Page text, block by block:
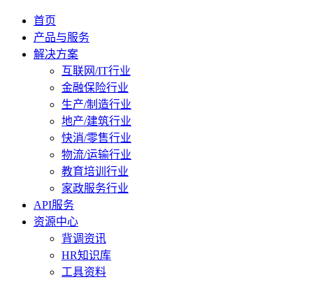
首页
产品与服务
解决方案
互联网/IT行业
金融保险行业
生产/制造行业
地产/建筑行业
快消/零售行业
物流/运输行业
教育培训行业
家政服务行业
API服务
资源中心
背调资讯
HR知识库
工具资料